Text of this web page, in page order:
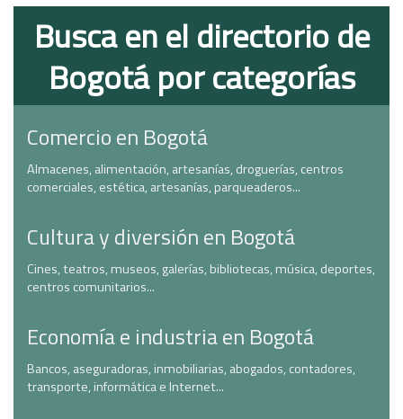
Busca en el directorio de
Bogotá por categorías
Comercio en Bogotá
Almacenes, alimentación, artesanías, droguerías, centros
comerciales, estética, artesanías, parqueaderos...
Cultura y diversión en Bogotá
Cines, teatros, museos, galerías, bibliotecas, música, deportes,
centros comunitarios...
Economía e industria en Bogotá
Bancos, aseguradoras, inmobiliarias, abogados, contadores,
transporte, informática e Internet...